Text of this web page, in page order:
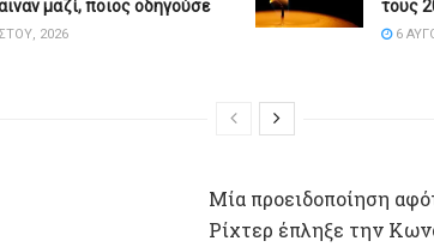
μαζί, ποιος οδηγούσε
2026
τους
6
Μία προειδοποίηση
Ρίχτερ έπληξε την